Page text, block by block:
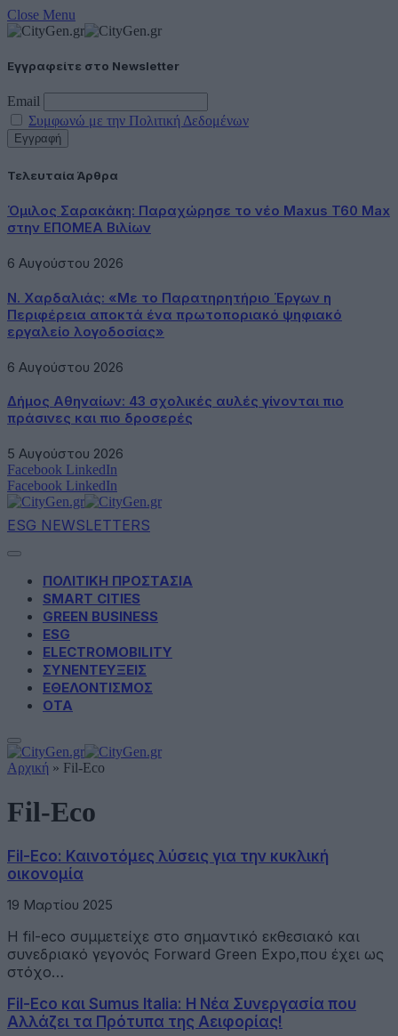
Close Menu
Εγγραφείτε στο Newsletter
Email
Συμφωνώ με την Πολιτική Δεδομένων
Τελευταία Άρθρα
Όμιλος Σαρακάκη: Παραχώρησε το νέο Maxus T60 Max
στην ΕΠΟΜΕΑ Βιλίων
6 Αυγούστου 2026
Ν. Χαρδαλιάς: «Με το Παρατηρητήριο Έργων η
Περιφέρεια αποκτά ένα πρωτοποριακό ψηφιακό
εργαλείο λογοδοσίας»
6 Αυγούστου 2026
Δήμος Αθηναίων: 43 σχολικές αυλές γίνονται πιο
πράσινες και πιο δροσερές
5 Αυγούστου 2026
Facebook LinkedIn
Facebook LinkedIn
ESG NEWSLETTERS
ΠΟΛΙΤΙΚΗ ΠΡΟΣΤΑΣΙΑ
SMART CITIES
GREEN BUSINESS
ESG
ELECTROMOBILITY
ΣΥΝΕΝΤΕΥΞΕΙΣ
ΕΘΕΛΟΝΤΙΣΜΟΣ
ΟΤΑ
Αρχική » Fil-Eco
Fil-Eco
Fil-Eco: Καινοτόμες λύσεις για την κυκλική
οικονομία
19 Μαρτίου 2025
Η fil-eco συμμετείχε στο σημαντικό εκθεσιακό και
συνεδριακό γεγονός Forward Green Expo,που έχει ως
στόχο…
Fil-Eco και Sumus Italia: Η Νέα Συνεργασία που
Αλλάζει τα Πρότυπα της Αειφορίας!